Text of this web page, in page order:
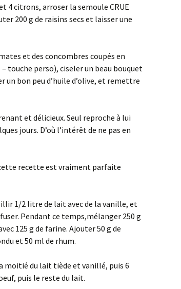
4 citrons, arroser la semoule CRUE
200 g de raisins secs et laisser une
et des concombres coupés en
touche perso), ciseler un beau bouquet
bon peu d’huile d’olive, et remettre
et délicieux. Seul reproche à lui
jours. D’où l’intérêt de ne pas en
recette est vraiment parfaite
1/2 litre de lait avec de la vanille, et
Pendant ce temps,mélanger 250 g
125 g de farine. Ajouter 50 g de
et 50 ml de rhum.
moitié du lait tiède et vanillé, puis 6
puis le reste du lait.